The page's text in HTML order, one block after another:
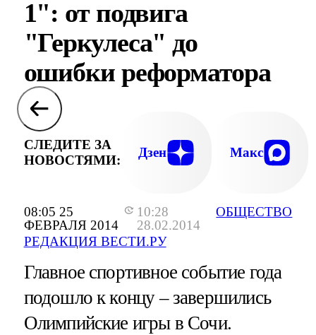
08:05 25
ФЕВРАЛЯ 2014
10:28
28.02.2014
РЕДАКЦИЯ ВЕСТИ.РУ
ОБЩЕСТВО
1": от подвига
"Геркулеса" до
ошибки реформатора
СЛЕДИТЕ ЗА
НОВОСТЯМИ:
Дзен Макс
Главное спортивное событие года
подошло к концу – завершились
Олимпийские игры в Сочи.